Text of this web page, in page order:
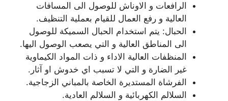
الرافعات و الاوناش للوصول الى المسافات
العالية و رفع العمال للقيام بعملية التنظيف.
الحبال: يتم استخدام الحبال السميكة للوصول
الى المناطق العالية و التي يصعب الوصول اليها.
المنظفات العالية الاداء و ذات المواد الكيماوية
غير الضارة و التي لا تسبب اي خدوش او آثار.
الفرشاة المستديرة الخاصة بالمباني الزجاجية.
السلالم الكهربائية و السلالم العادية.